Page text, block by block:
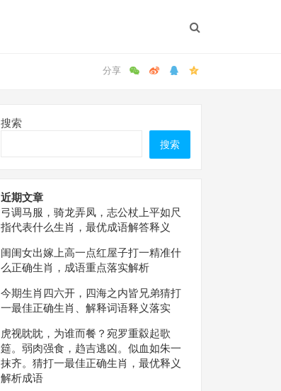
搜索
搜索
近期文章
弓调马服，骑龙弄凤，志公杖上平如尺
指代表什么生肖，最优成语解答释义
闺闺女出嫁上高一点红屋子打一精准什
么正确生肖，成语重点落实解析
今期生肖四六开，四海之内皆兄弟猜打
一最佳正确生肖、解释词语释义落实
虎视眈眈，为谁而餐？宛罗重縠起歌
筵。弱肉强食，趋吉逃凶。似血如朱一
抹齐。猜打一最佳正确生肖，最优释义
解析成语